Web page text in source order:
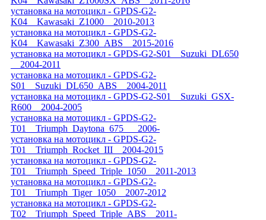
установка на мотоцикл - GPDS-G2-
K04__Kawasaki_Z1000__2010-2013
установка на мотоцикл - GPDS-G2-
K04__Kawasaki_Z300_ABS__2015-2016
установка на мотоцикл - GPDS-G2-S01__Suzuki_DL650
__2004-2011
установка на мотоцикл - GPDS-G2-
S01__Suzuki_DL650_ABS__2004-2011
установка на мотоцикл - GPDS-G2-S01__Suzuki_GSX-
R600__2004-2005
установка на мотоцикл - GPDS-G2-
T01__Triumph_Daytona_675___2006-
установка на мотоцикл - GPDS-G2-
T01__Triumph_Rocket_III__2004-2015
установка на мотоцикл - GPDS-G2-
T01__Triumph_Speed_Triple_1050__2011-2013
установка на мотоцикл - GPDS-G2-
T01__Triumph_Tiger_1050__2007-2012
установка на мотоцикл - GPDS-G2-
T02__Triumph_Speed_Triple_ABS__2011-